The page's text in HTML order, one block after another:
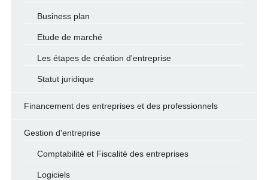
Business plan
Etude de marché
Les étapes de création d'entreprise
Statut juridique
Financement des entreprises et des professionnels
Gestion d'entreprise
Comptabilité et Fiscalité des entreprises
Logiciels